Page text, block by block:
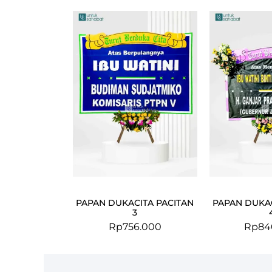
PAPAN DUKACITA PACITAN
3
Rp756.000
PAPAN
Rp